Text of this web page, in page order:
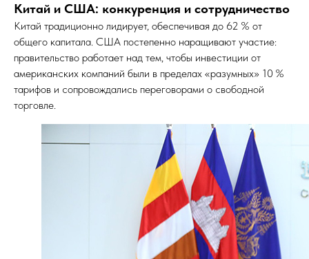
Китай и США: конкуренция и сотрудничество
Китай традиционно лидирует, обеспечивая до 62 % от
общего капитала. США постепенно наращивают участие:
правительство работает над тем, чтобы инвестиции от
американских компаний были в пределах «разумных» 10 %
тарифов и сопровождались переговорами о свободной
торговле.